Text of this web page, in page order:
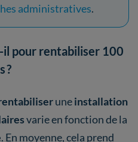
administratives.
il pour rentabiliser 100
?
uneinstallation
varie en fonction de la
. En moyenne, cela prend